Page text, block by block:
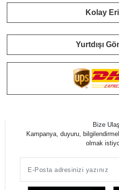
Kolay
Yurtdışı
Bize
Kampanya, duyuru,
olmak